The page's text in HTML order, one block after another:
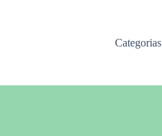
Categorias